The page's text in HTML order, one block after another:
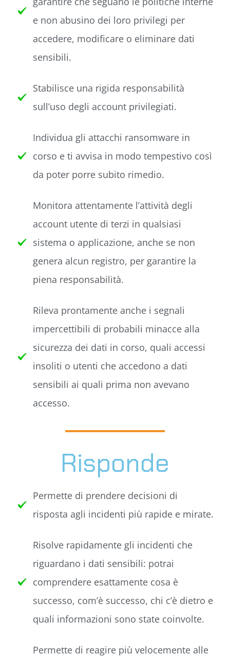
e non abusino dei loro privilegi per
accedere, modificare o eliminare dati
sensibili.
Stabilisce una rigida responsabilità
sull’uso degli account privilegiati.
Individua gli attacchi ransomware in
corso e ti avvisa in modo tempestivo così
da poter porre subito rimedio.
Monitora attentamente l’attività degli
account utente di terzi in qualsiasi
sistema o applicazione, anche se non
genera alcun registro, per garantire la
piena responsabilità.
Rileva prontamente anche i segnali
impercettibili di probabili minacce alla
sicurezza dei dati in corso, quali accessi
insoliti o utenti che accedono a dati
sensibili ai quali prima non avevano
accesso.
Risponde
Permette di prendere decisioni di
risposta agli incidenti più rapide e mirate.
Risolve rapidamente gli incidenti che
riguardano i dati sensibili: potrai
comprendere esattamente cosa è
successo, com’è successo, chi c’è dietro e
quali informazioni sono state coinvolte.
Permette di reagire più velocemente alle